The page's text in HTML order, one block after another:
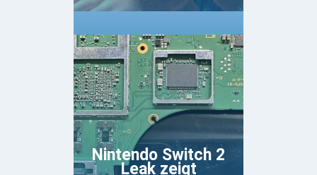
Nintendo Switch 2
Leak zeigt